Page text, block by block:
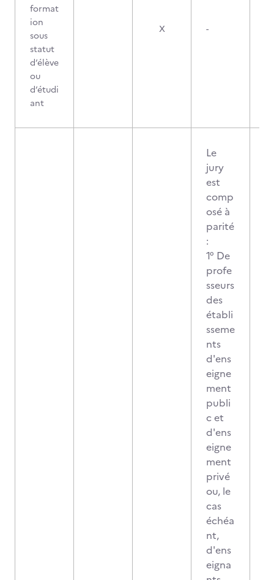
format
ion
sous
statut
d’élève
ou
d’étudi
ant
X -
Le
jury
est
comp
osé à
parité
:
1° De
profe
sseurs
des
établi
sseme
nts
d'ens
eigne
ment
publi
c et
d'ens
eigne
ment
privé
ou, le
cas
échéa
nt,
d'ens
eigna